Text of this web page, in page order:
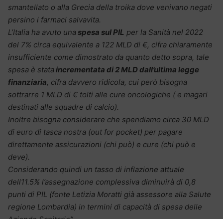
smantellato o alla Grecia della troika dove venivano negati
persino i farmaci salvavita.
L’Italia ha avuto unaspesa sul PIL per la Sanità nel 2022
del 7% circa equivalente a 122 MLD di €, cifra chiaramente
insufficiente come dimostrato da quanto detto sopra, tale
spesa è stataincrementata di 2 MLD dall’ultima legge
finanziaria, cifra davvero ridicola, cui però bisogna
sottrarre 1 MLD di € tolti alle cure oncologiche ( e magari
destinati alle squadre di calcio).
Inoltre bisogna considerare che spendiamo circa 30 MLD
di euro di tasca nostra (out for pocket) per pagare
direttamente assicurazioni (chi può) e cure (chi può e
deve).
Considerando quindi un tasso di inflazione attuale
dell11.5% l’assegnazione complessiva diminuirà di 0,8
punti di PIL (fonte Letizia Moratti già assessore alla Salute
regione Lombardia) in termini di capacità di spesa delle